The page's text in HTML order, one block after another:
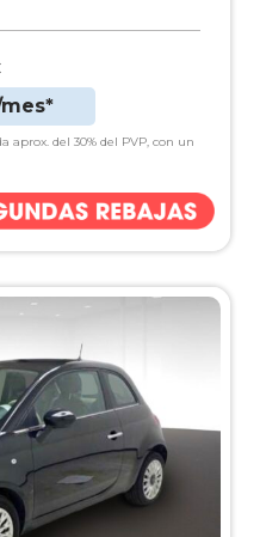
mes*
aprox. del 30% del PVP, con un